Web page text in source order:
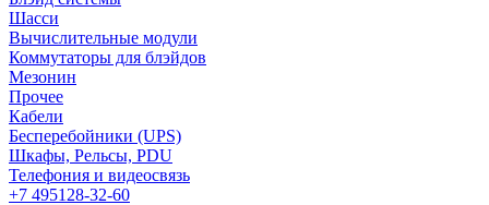
Шасси
Вычислительные модули
Коммутаторы для блэйдов
Мезонин
Прочее
Кабели
Бесперебойники (UPS)
Шкафы, Рельсы, PDU
Телефония и видеосвязь
+7 495128-32-60